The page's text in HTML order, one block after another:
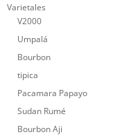
Varietales
V2000
Umpalá
Bourbon
tipica
Pacamara Papayo
Sudan Rumé
Bourbon Aji